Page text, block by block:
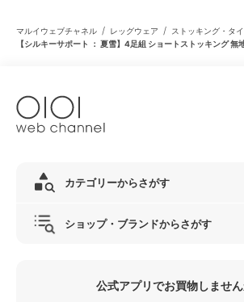
マルイウェブチャネル / レッグウェア / ストッキング・タ
【シルキーサポート ： 夏雪】4足組 ショートストッキング
カテゴリーからさがす
ショップ・ブランドからさがす
公式アプリでお買物しません